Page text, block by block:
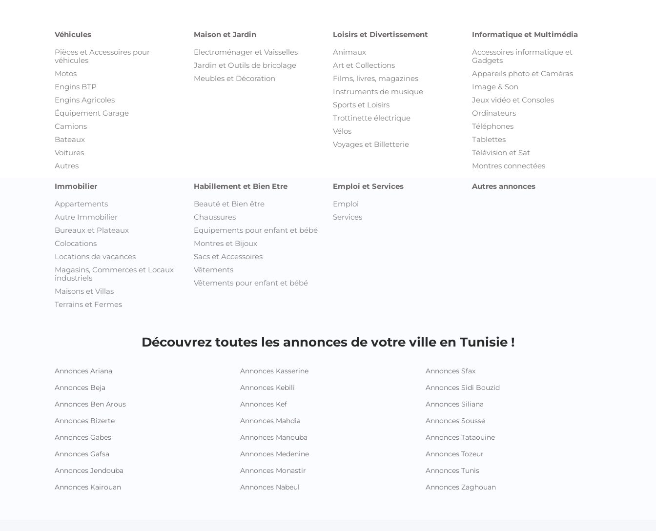
Véhicules
Pièces et Accessoires pour
véhicules
Motos
Engins BTP
Engins Agricoles
Équipement Garage
Camions
Bateaux
Voitures
Autres
Maison et Jardin
Electroménager et Vaisselles
Jardin et Outils de bricolage
Meubles et Décoration
Loisirs et Divertissement
Animaux
Art et Collections
Films, livres, magazines
Instruments de musique
Sports et Loisirs
Trottinette électrique
Vélos
Voyages et Billetterie
Informatique et Multimédia
Accessoires informatique et
Gadgets
Appareils photo et Caméras
Image & Son
Jeux vidéo et Consoles
Ordinateurs
Téléphones
Tablettes
Télévision et Sat
Montres connectées
Immobilier
Appartements
Autre Immobilier
Bureaux et Plateaux
Colocations
Locations de vacances
Magasins, Commerces et Locaux
industriels
Maisons et Villas
Terrains et Fermes
Habillement et Bien Etre
Beauté et Bien être
Chaussures
Equipements pour enfant et bébé
Montres et Bijoux
Sacs et Accessoires
Vêtements
Vêtements pour enfant et bébé
Emploi et Services
Emploi
Services
Autres annonces
Découvrez toutes les annonces de votre ville en Tunisie !
Annonces Ariana
Annonces Beja
Annonces Ben Arous
Annonces Bizerte
Annonces Gabes
Annonces Gafsa
Annonces Jendouba
Annonces Kairouan
Annonces Kasserine
Annonces Kebili
Annonces Kef
Annonces Mahdia
Annonces Manouba
Annonces Medenine
Annonces Monastir
Annonces Nabeul
Annonces Sfax
Annonces Sidi Bouzid
Annonces Siliana
Annonces Sousse
Annonces Tataouine
Annonces Tozeur
Annonces Tunis
Annonces Zaghouan